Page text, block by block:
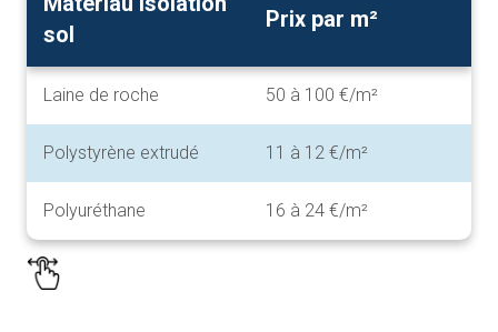
sol
Prix par m²
Laine de roche 50 à 100 €/m²
Polystyrène extrudé 11 à 12 €/m²
Polyuréthane 16 à 24 €/m²